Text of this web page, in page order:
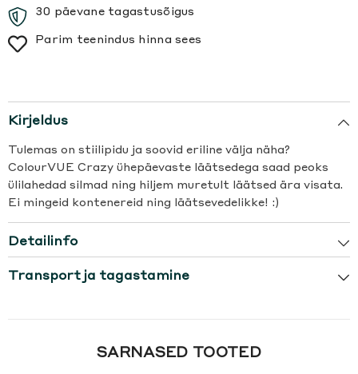
30 päevane tagastusõigus
Parim teenindus hinna sees
Kirjeldus
Tulemas on stiilipidu ja soovid eriline välja näha?
ColourVUE Crazy ühepäevaste läätsedega saad peoks
ülilahedad silmad ning hiljem muretult läätsed ära visata.
Ei mingeid kontenereid ning läätsevedelikke! :)
Detailinfo
Transport ja tagastamine
SARNASED TOOTED